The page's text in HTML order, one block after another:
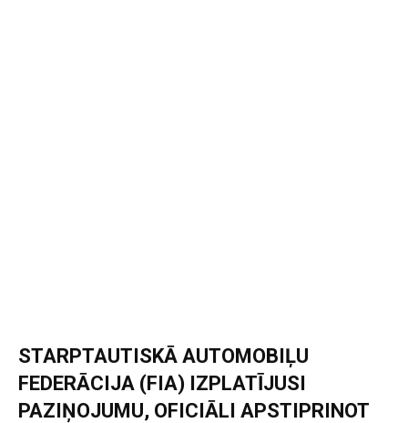
STARPTAUTISKĀ AUTOMOBIĻU
FEDERĀCIJA (FIA) IZPLATĪJUSI
PAZIŅOJUMU, OFICIĀLI APSTIPRINOT